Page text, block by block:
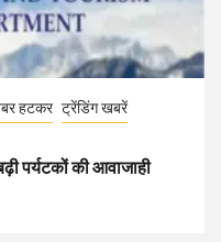
हटकर ट्रेंडिंग खबरें
पर्यटकों की आवाजाही